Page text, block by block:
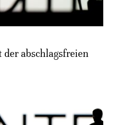
abschlagsfreien